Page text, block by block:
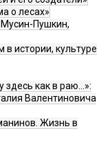
о лесах»
Мусин-Пушкин,
в истории, культуре
здесь как в раю…»:
Валентиновича
Жизнь в